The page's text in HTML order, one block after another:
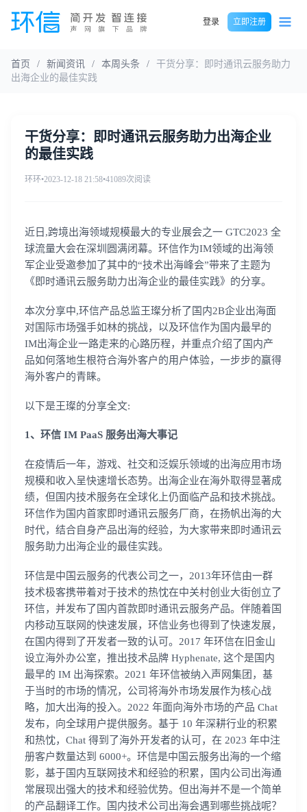
登录 立即注册
首页 / 新闻资讯 / 本周头条 /
干货分享：即时通讯云服务助力
出海企业的最佳实践
干货分享：即时通讯云服务助力出海企业
的最佳实践
环环•2023-12-18 21:58•41089次阅读
近日,跨境出海领域规模最大的专业展会之一 GTC2023 全
球流量大会在深圳圆满闭幕。环信作为IM领域的出海领
军企业受邀参加了其中的“技术出海峰会”带来了主题为
《即时通讯云服务助力出海企业的最佳实践》的分享。
本次分享中,环信产品总监王璨分析了国内2B企业出海面
对国际市场强手如林的挑战，以及环信作为国内最早的
IM出海企业一路走来的心路历程，并重点介绍了国内产
品如何落地生根符合海外客户的用户体验，一步步的赢得
海外客户的青睐。
以下是王璨的分享全文:
1、环信 IM PaaS 服务出海大事记
在疫情后一年，游戏、社交和泛娱乐领域的出海应用市场
规模和收入呈快速增长态势。出海企业在海外取得显著成
绩，但国内技术服务在全球化上仍面临产品和技术挑战。
环信作为国内首家即时通讯云服务厂商，在扬帆出海的大
时代，结合自身产品出海的经验，为大家带来即时通讯云
服务助力出海企业的最佳实践。
环信是中国云服务的代表公司之一，2013年环信由一群
技术极客携带着对于技术的热忱在中关村创业大街创立了
环信，并发布了国内首款即时通讯云服务产品。伴随着国
内移动互联网的快速发展，环信业务也得到了快速发展，
在国内得到了开发者一致的认可。2017 年环信在旧金山
设立海外办公室，推出技术品牌 Hyphenate, 这个是国内
最早的 IM 出海探索。2021 年环信被纳入声网集团，基
于当时的市场的情况，公司将海外市场发展作为核心战
略，加大出海的投入。2022 年面向海外市场的产品 Chat
发布，向全球用户提供服务。基于 10 年深耕行业的积累
和热忱，Chat 得到了海外开发者的认可，在 2023 年中注
册客户数量达到 6000+。环信是中国云服务出海的一个缩
影，基于国内互联网技术和经验的积累，国内公司出海通
常展现出强大的技术和经验优势。但出海并不是一个简单
的产品翻译工作。国内技术公司出海会遇到哪些挑战呢？